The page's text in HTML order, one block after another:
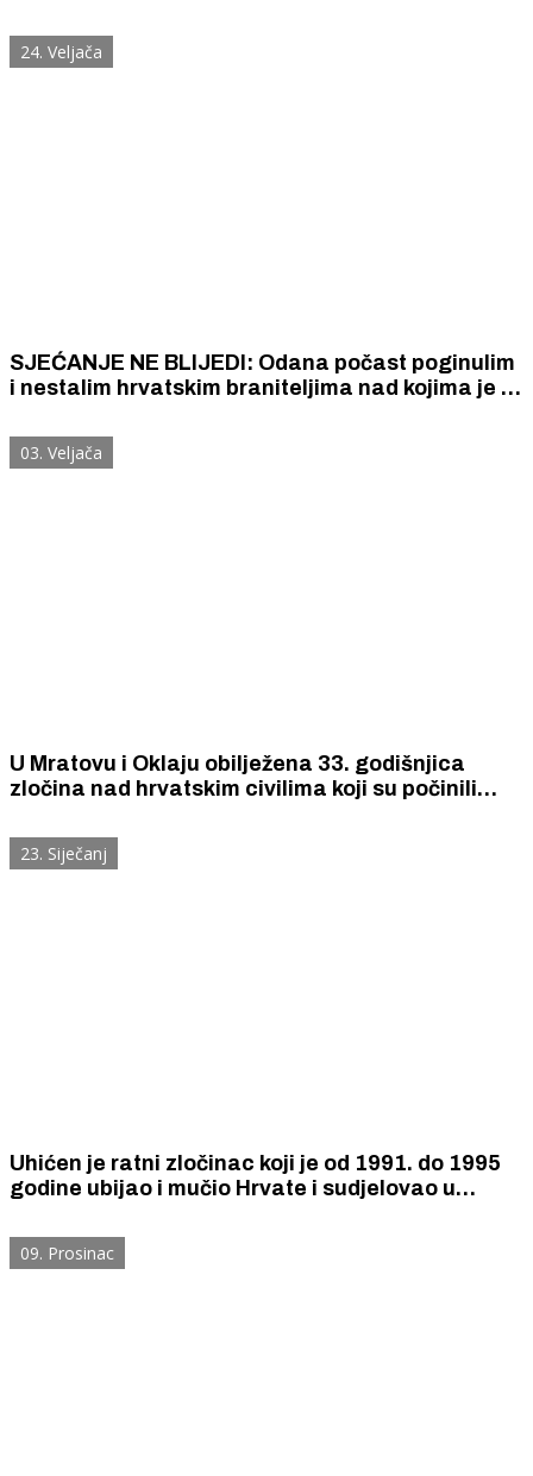
JNA u središtu Šibeniku
24. Veljača
SJEĆANJE NE BLIJEDI: Odana počast poginulim
i nestalim hrvatskim braniteljima nad kojima je u
03. Veljača
U Mratovu i Oklaju obilježena 33. godišnjica
zločina nad hrvatskim civilima koji su počinili
četničkog pokreta
23. Siječanj
Uhićen je ratni zločinac koji je od 1991. do 1995
godine ubijao i mučio Hrvate i sudjelovao u
Vodica i Skradina.
09. Prosinac